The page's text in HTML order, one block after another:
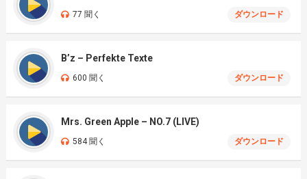
77 聞く ダウンロード
B’z – Perfekte Texte
600 聞く ダウンロード
Mrs. Green Apple – NO.7 (LIVE)
584 聞く ダウンロード